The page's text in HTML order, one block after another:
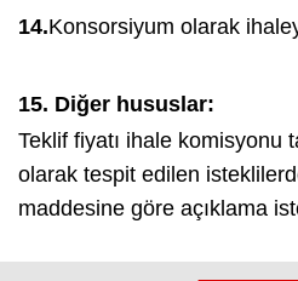
14.Konsorsiyum olarak
15. Diğer hususlar:
Teklif fiyatı ihale komisyonu
olarak tespit edilen
maddesine göre açıklama